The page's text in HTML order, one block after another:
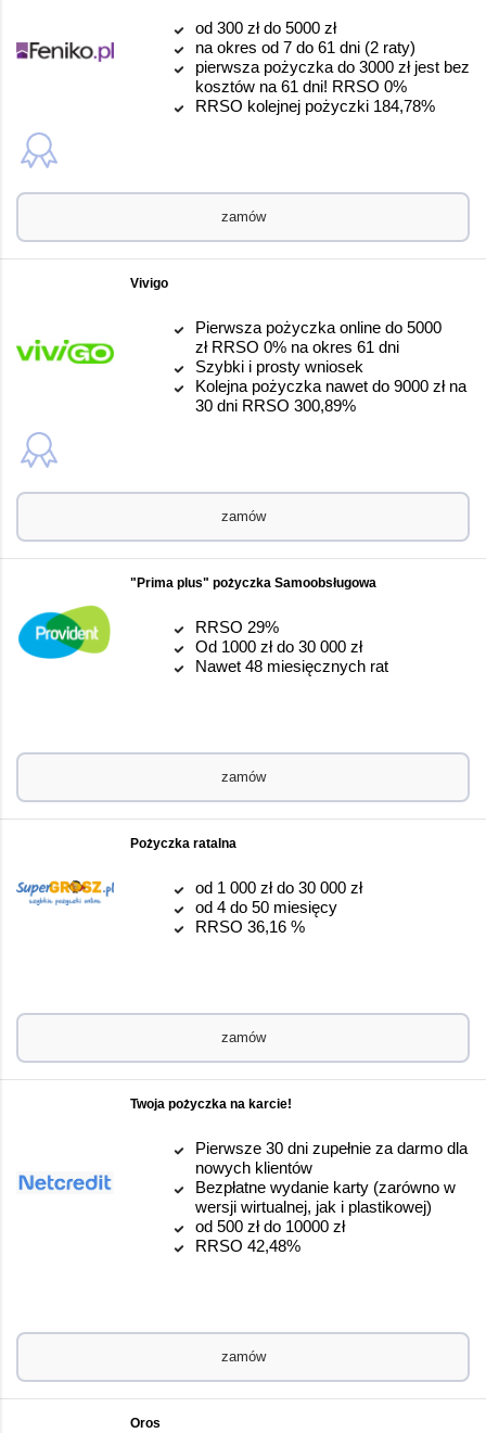
od 300 zł do 5000 zł
na okres od 7 do 61 dni (2 raty)
pierwsza pożyczka do 3000 zł jest bez
kosztów na 61 dni! RRSO 0%
RRSO kolejnej pożyczki 184,78%
zamów
Vivigo
Pierwsza pożyczka online do 5000
zł RRSO 0% na okres 61 dni
Szybki i prosty wniosek
Kolejna pożyczka nawet do 9000 zł na
30 dni RRSO 300,89%
zamów
"Prima plus" pożyczka Samoobsługowa
RRSO 29%
Od 1000 zł do 30 000 zł
Nawet 48 miesięcznych rat
zamów
Pożyczka ratalna
od 1 000 zł do 30 000 zł
od 4 do 50 miesięcy
RRSO 36,16 %
zamów
Twoja pożyczka na karcie!
Pierwsze 30 dni zupełnie za darmo dla
nowych klientów
Bezpłatne wydanie karty (zarówno w
wersji wirtualnej, jak i plastikowej)
od 500 zł do 10000 zł
RRSO 42,48%
zamów
Oros